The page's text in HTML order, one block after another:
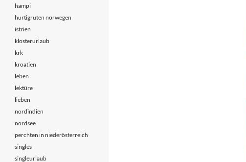
hampi
hurtigruten norwegen
istrien
klosterurlaub
krk
kroatien
leben
lektüre
lieben
nordindien
nordsee
perchten in niederösterreich
singles
singleurlaub